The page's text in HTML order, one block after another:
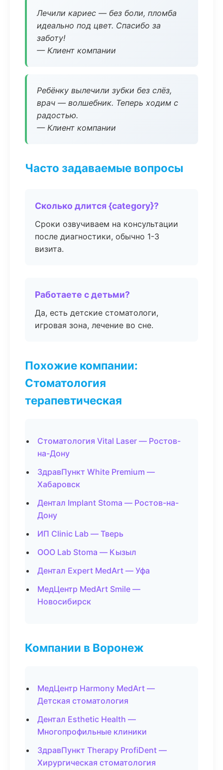
Лечили кариес — без боли, пломба
идеально под цвет. Спасибо за
заботу!
— Клиент компании
Ребёнку вылечили зубки без слёз,
врач — волшебник. Теперь ходим с
радостью.
— Клиент компании
Часто задаваемые вопросы
Сколько длится {category}?
Сроки озвучиваем на консультации
после диагностики, обычно 1-3
визита.
Работаете с детьми?
Да, есть детские стоматологи,
игровая зона, лечение во сне.
Похожие компании:
Стоматология
терапевтическая
Стоматология Vital Laser — Ростов-
на-Дону
ЗдравПункт White Premium —
Хабаровск
Дентал Implant Stoma — Ростов-на-
Дону
ИП Clinic Lab — Тверь
ООО Lab Stoma — Кызыл
Дентал Expert MedArt — Уфа
МедЦентр MedArt Smile —
Новосибирск
Компании в Воронеж
МедЦентр Harmony MedArt —
Детская стоматология
Дентал Esthetic Health —
Многопрофильные клиники
ЗдравПункт Therapy ProfiDent —
Хирургическая стоматология